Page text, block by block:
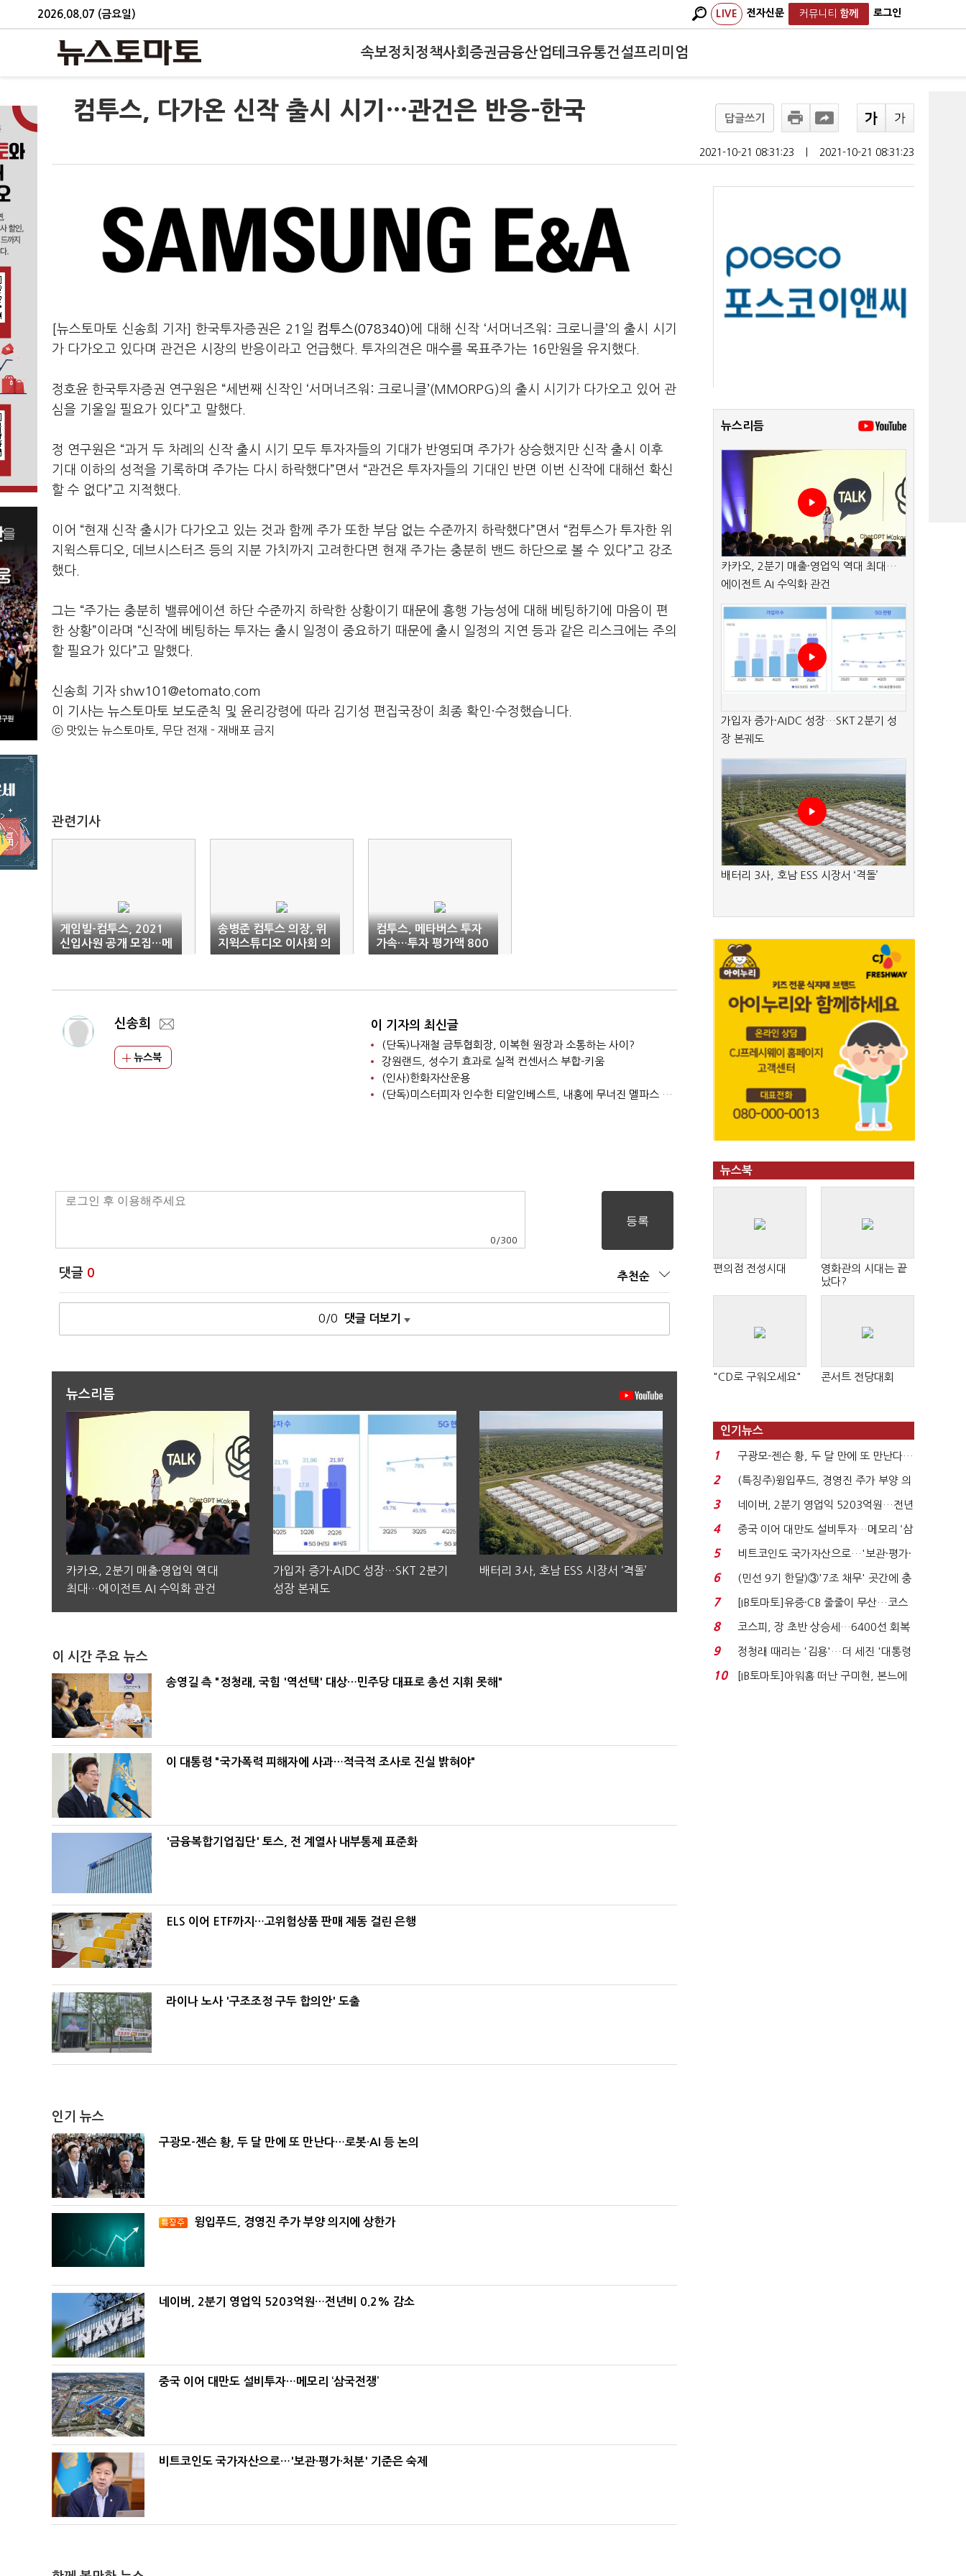
2026.08.07 (금요일) LIVE 전자신문 커뮤니티 함께 로그인
속보정치 정책사회 증권금융산업테크유통건설프리미엄
컴투스, 다가온 신작 출시 시기…관건은 반응-한국 답글쓰기
2021-10-21 08:31:23 2021-10-21 08:31:23
[뉴스토마토 신송희 기자] 한국투자증권은 21일 컴투스(078340)에 대해 신작 ‘서머너즈워: 크로니클’의 출시 시기
가 다가오고 있다며 관건은 시장의 반응이라고 언급했다. 투자의견은 매수를 목표주가는 16만원을 유지했다.
정호윤 한국투자증권 연구원은 “세번째 신작인 ‘서머너즈워: 크로니클’(MMORPG)의 출시 시기가 다가오고 있어 관
심을 기울일 필요가 있다”고 말했다.
정 연구원은 “과거 두 차례의 신작 출시 시기 모두 투자자들의 기대가 반영되며 주가가 상승했지만 신작 출시 이후
기대 이하의 성적을 기록하며 주가는 다시 하락했다”면서 “관건은 투자자들의 기대인 반면 이번 신작에 대해선 확신
할 수 없다”고 지적했다.
이어 “현재 신작 출시가 다가오고 있는 것과 함께 주가 또한 부담 없는 수준까지 하락했다”면서 “컴투스가 투자한 위
지윅스튜디오, 데브시스터즈 등의 지분 가치까지 고려한다면 현재 주가는 충분히 밴드 하단으로 볼 수 있다”고 강조
했다.
그는 “주가는 충분히 밸류에이션 하단 수준까지 하락한 상황이기 때문에 흥행 가능성에 대해 베팅하기에 마음이 편
한 상황”이라며 “신작에 베팅하는 투자는 출시 일정이 중요하기 때문에 출시 일정의 지연 등과 같은 리스크에는 주의
할 필요가 있다”고 말했다.
신송희 기자 shw101@etomato.com
이 기사는 뉴스토마토 보도준칙 및 윤리강령에 따라 김기성 편집국장이 최종 확인·수정했습니다.
ⓒ 맛있는 뉴스토마토, 무단 전재 - 재배포 금지
관련기사
게임빌-컴투스, 2021
신입사원 공개 모집…메
타버스 채용설명회도 개
송병준 컴투스 의장, 위
지윅스튜디오 이사회 의
장 취임
컴투스, 메타버스 투자
가속…투자 평가액 800
0억원
신송희
뉴스북
이 기자의 최신글
(단독)나재철 금투협회장, 이복현 원장과 소통하는 사이?
강원랜드, 성수기 효과로 실적 컨센서스 부합-키움
(인사)한화자산운용
(단독)미스터피자 인수한 티알인베스트, 내홍에 무너진 멜파스 인수전 참여
0 /300
댓글 0 추천순
0/0 댓글 더보기
뉴스리듬
카카오, 2분기 매출·영업익 역대
최대…에이전트 AI 수익화 관건
가입자 증가·AIDC 성장…SKT 2분기
성장 본궤도
배터리 3사, 호남 ESS 시장서 ‘격돌’
이 시간 주요 뉴스
송영길 측 "정청래, 국힘 '역선택' 대상…민주당 대표로 총선 지휘 못해"
이 대통령 "국가폭력 피해자에 사과…적극적 조사로 진실 밝혀야"
'금융복합기업집단' 토스, 전 계열사 내부통제 표준화
ELS 이어 ETF까지…고위험상품 판매 제동 걸린 은행
라이나 노사 '구조조정 구두 합의안' 도출
인기 뉴스
구광모-젠슨 황, 두 달 만에 또 만난다…로봇·AI 등 논의
윙입푸드, 경영진 주가 부양 의지에 상한가
네이버, 2분기 영업익 5203억원…전년비 0.2% 감소
중국 이어 대만도 설비투자…메모리 ‘삼국전쟁’
비트코인도 국가자산으로…'보관·평가·처분' 기준은 숙제
뉴스리듬
카카오, 2분기 매출·영업익 역대 최대…
에이전트 AI 수익화 관건
가입자 증가·AIDC 성장…SKT 2분기 성
장 본궤도
배터리 3사, 호남 ESS 시장서 ‘격돌’
뉴스북
편의점 전성시대
영화관의 시대는 끝
났다?
"CD로 구워오세요" 콘서트 전당대회
인기뉴스
1
구광모-젠슨 황, 두 달 만에 또 만난다…
로봇·AI 등 논...
2
(특징주)윙입푸드, 경영진 주가 부양 의
지에 상한가...
3
네이버, 2분기 영업익 5203억원…전년
비 0.2% 감소...
4
중국 이어 대만도 설비투자…메모리 ‘삼
국전쟁’
5
비트코인도 국가자산으로…'보관·평가·
처분' 기준은 ...
6
(민선 9기 한달)③'7조 채무' 곳간에 충
격…추미애, 20년...
7
[IB토마토]유증·CB 줄줄이 무산…코스
닥 벌점 급증에 ...
8
코스피, 장 초반 상승세…6400선 회복
시도
9
정청래 때리는 '김용'…더 세진 '대통령
최측근' 입...
10
[IB토마토]아워홈 떠난 구미현, 본느에